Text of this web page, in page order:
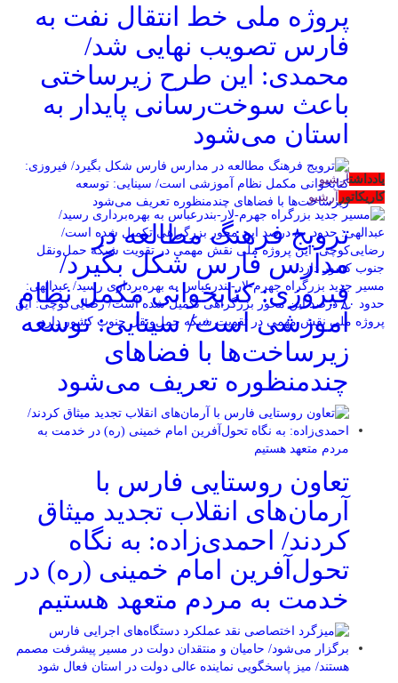
پروژه ملی خط انتقال نفت به
فارس تصویب نهایی شد/
محمدی: این طرح زیرساختی
باعث سوخت‌رسانی پایدار به
استان می‌شود
ترویج فرهنگ مطالعه در
مدارس فارس شکل بگیرد/
فیروزی: کتابخوانی مکمل نظام
آموزشی است/ سینایی: توسعه
زیرساخت‌ها با فضاهای
چندمنظوره تعریف می‌شود
تعاون روستایی فارس با
آرمان‌های انقلاب تجدید میثاق
کردند/ احمدی‌زاده: به نگاه
تحول‌آفرین امام خمینی (ره) در
خدمت به مردم متعهد هستیم
یادداشتآرشیو
کاریکاتور آرشیو
مسیر جدید بزرگراه جهرم-لار-بندرعباس به بهره‌برداری رسید/ عبدالهی:
حدود ۸۰ درصد این محور بزرگراهی تکمیل شده است/ رضایی‌کوچی: این
پروژه ملی نقش مهمی در تقویت شبکه حمل‌ونقل جنوب کشور دارد